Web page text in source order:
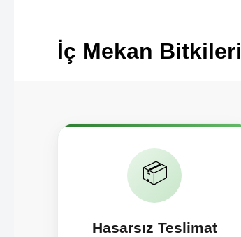
İç Mekan Bitkileri
📦
Hasarsız Teslimat